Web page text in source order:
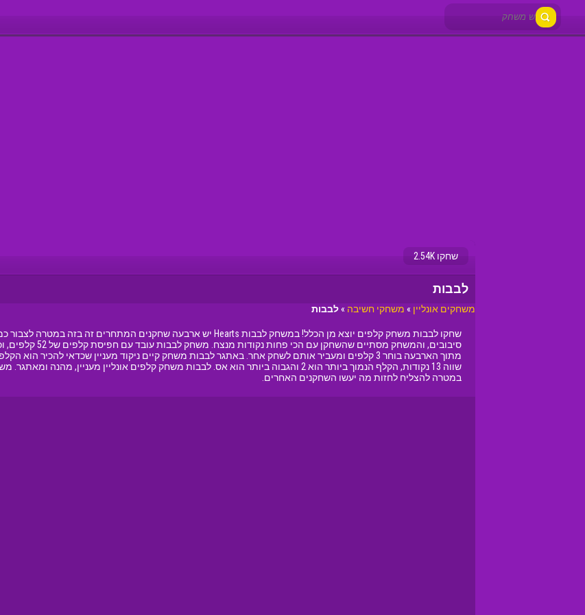
שחקו 2.54K
לבבות
משחקים אונליין » משחקי חשיבה »לבבות
מתוך הארבעה בוחר 3 קלפים ומעביר אותם לשחק אחר. באתגר לבבות משחק קיים ניקוד מעניין שכדאי
שווה 13 נקודות, הקלף הנמוך ביותר הוא 2 והגבוה ביותר הוא אס. לבבות משחק קלפים אונליין
במטרה להצליח לחזות מה יעשו השחקנים האחרים.